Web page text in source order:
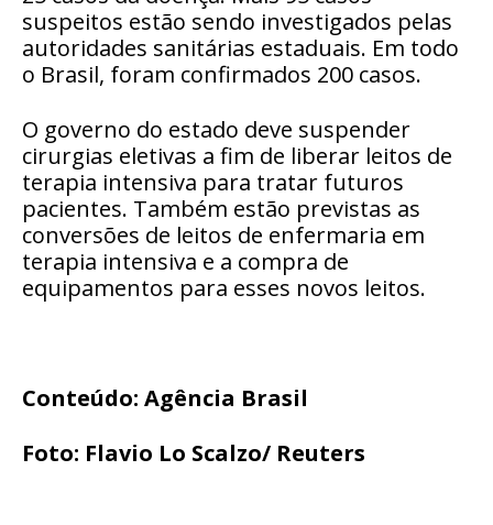
suspeitos estão sendo investigados pelas
autoridades sanitárias estaduais. Em todo
o Brasil, foram confirmados 200 casos.
O governo do estado deve suspender
cirurgias eletivas a fim de liberar leitos de
terapia intensiva para tratar futuros
pacientes. Também estão previstas as
conversões de leitos de enfermaria em
terapia intensiva e a compra de
equipamentos para esses novos leitos.
Conteúdo: Agência Brasil
Foto: Flavio Lo Scalzo/ Reuters